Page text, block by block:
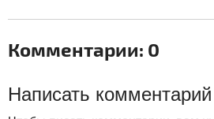
Комментарии: 0
Написать комментарий